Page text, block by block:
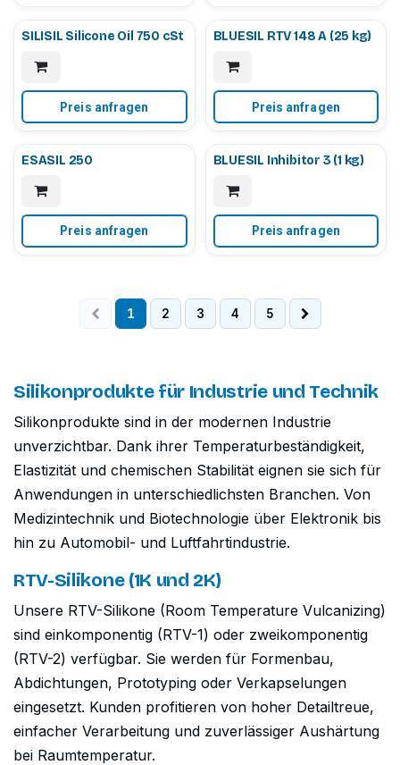
SILISIL Silicone Oil 750 cSt
Preis anfragen
BLUESIL RTV 148 A (25 kg)
Preis anfragen
ESASIL 250
Preis anfragen
BLUESIL Inhibitor 3 (1 kg)
Preis anfragen
1 2 3 4 5
Silikonprodukte für Industrie und Technik
Silikonprodukte sind in der modernen Industrie
unverzichtbar. Dank ihrer Temperaturbeständigkeit,
Elastizität und chemischen Stabilität eignen sie sich für
Anwendungen in unterschiedlichsten Branchen. Von
Medizintechnik und Biotechnologie über Elektronik bis
hin zu Automobil- und Luftfahrtindustrie.
RTV-Silikone (1K und 2K)
Unsere RTV-Silikone (Room Temperature Vulcanizing)
sind einkomponentig (RTV-1) oder zweikomponentig
(RTV-2) verfügbar. Sie werden für Formenbau,
Abdichtungen, Prototyping oder Verkapselungen
eingesetzt. Kunden profitieren von hoher Detailtreue,
einfacher Verarbeitung und zuverlässiger Aushärtung
bei Raumtemperatur.